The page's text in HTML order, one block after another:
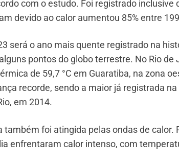
com o estudo. Foi registrado inclusive
devido ao calor aumentou 85% entre
será o ano mais quente registrado na
pontos do globo terrestre. No Rio de
de 59,7 °C em Guaratiba, na zona
recorde, sendo a maior já registrada
em 2014.
também foi atingida pelas ondas de calor.
enfrentaram calor intenso, com